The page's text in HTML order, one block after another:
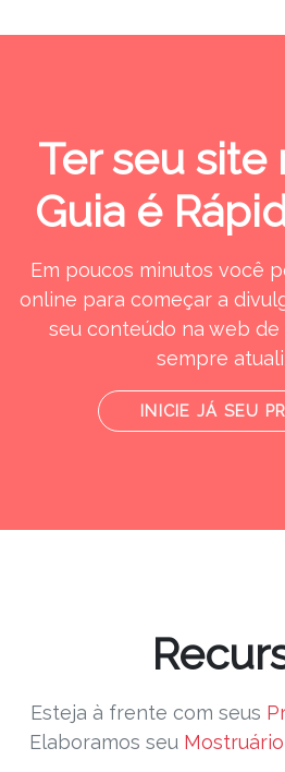
Ter seu site
Guia é
Em poucos minutos você
online para começar a
seu conteúdo na web
sempre
INICIE JÁ SEU
Esteja à frente com seus
Elaboramos seu